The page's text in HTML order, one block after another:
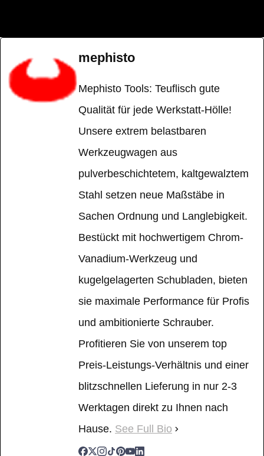
mephisto
Mephisto Tools: Teuflisch gute
Qualität für jede Werkstatt-Hölle!
Unsere extrem belastbaren
Werkzeugwagen aus
pulverbeschichtetem, kaltgewalztem
Stahl setzen neue Maßstäbe in
Sachen Ordnung und Langlebigkeit.
Bestückt mit hochwertigem Chrom-
Vanadium-Werkzeug und
kugelgelagerten Schubladen, bieten
sie maximale Performance für Profis
und ambitionierte Schrauber.
Profitieren Sie von unserem top
Preis-Leistungs-Verhältnis und einer
blitzschnellen Lieferung in nur 2-3
Werktagen direkt zu Ihnen nach
Hause. See Full Bio